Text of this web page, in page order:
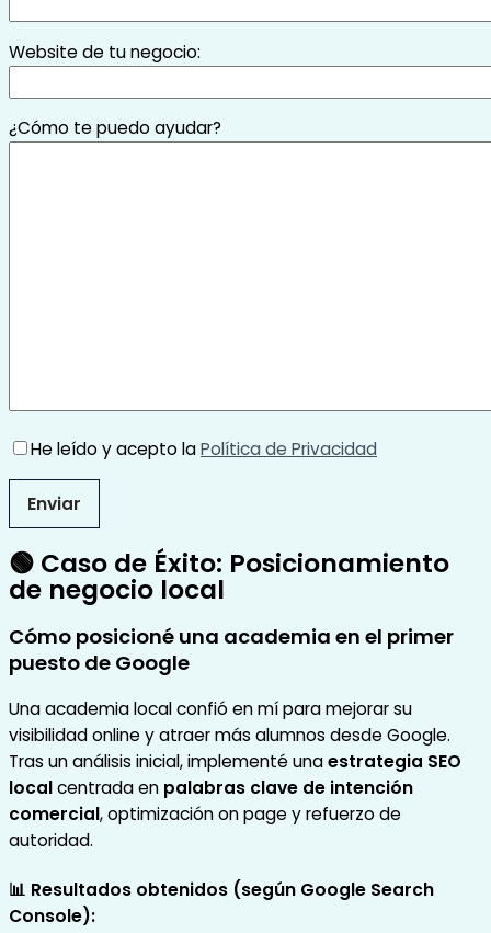
Website de tu negocio:
¿Cómo te puedo ayudar?
He leído y acepto laPolítica de Privacidad
🟢 Caso de Éxito: Posicionamiento
de negocio local
Cómo posicioné una academia en el primer
puesto de Google
Una academia local confió en mí para mejorar su
visibilidad online y atraer más alumnos desde Google.
Tras un análisis inicial, implementé unaestrategia SEO
localcentrada en palabras clave de intención
comercial, optimización on page y refuerzo de
autoridad.
📊 Resultados obtenidos (según Google Search
Console):